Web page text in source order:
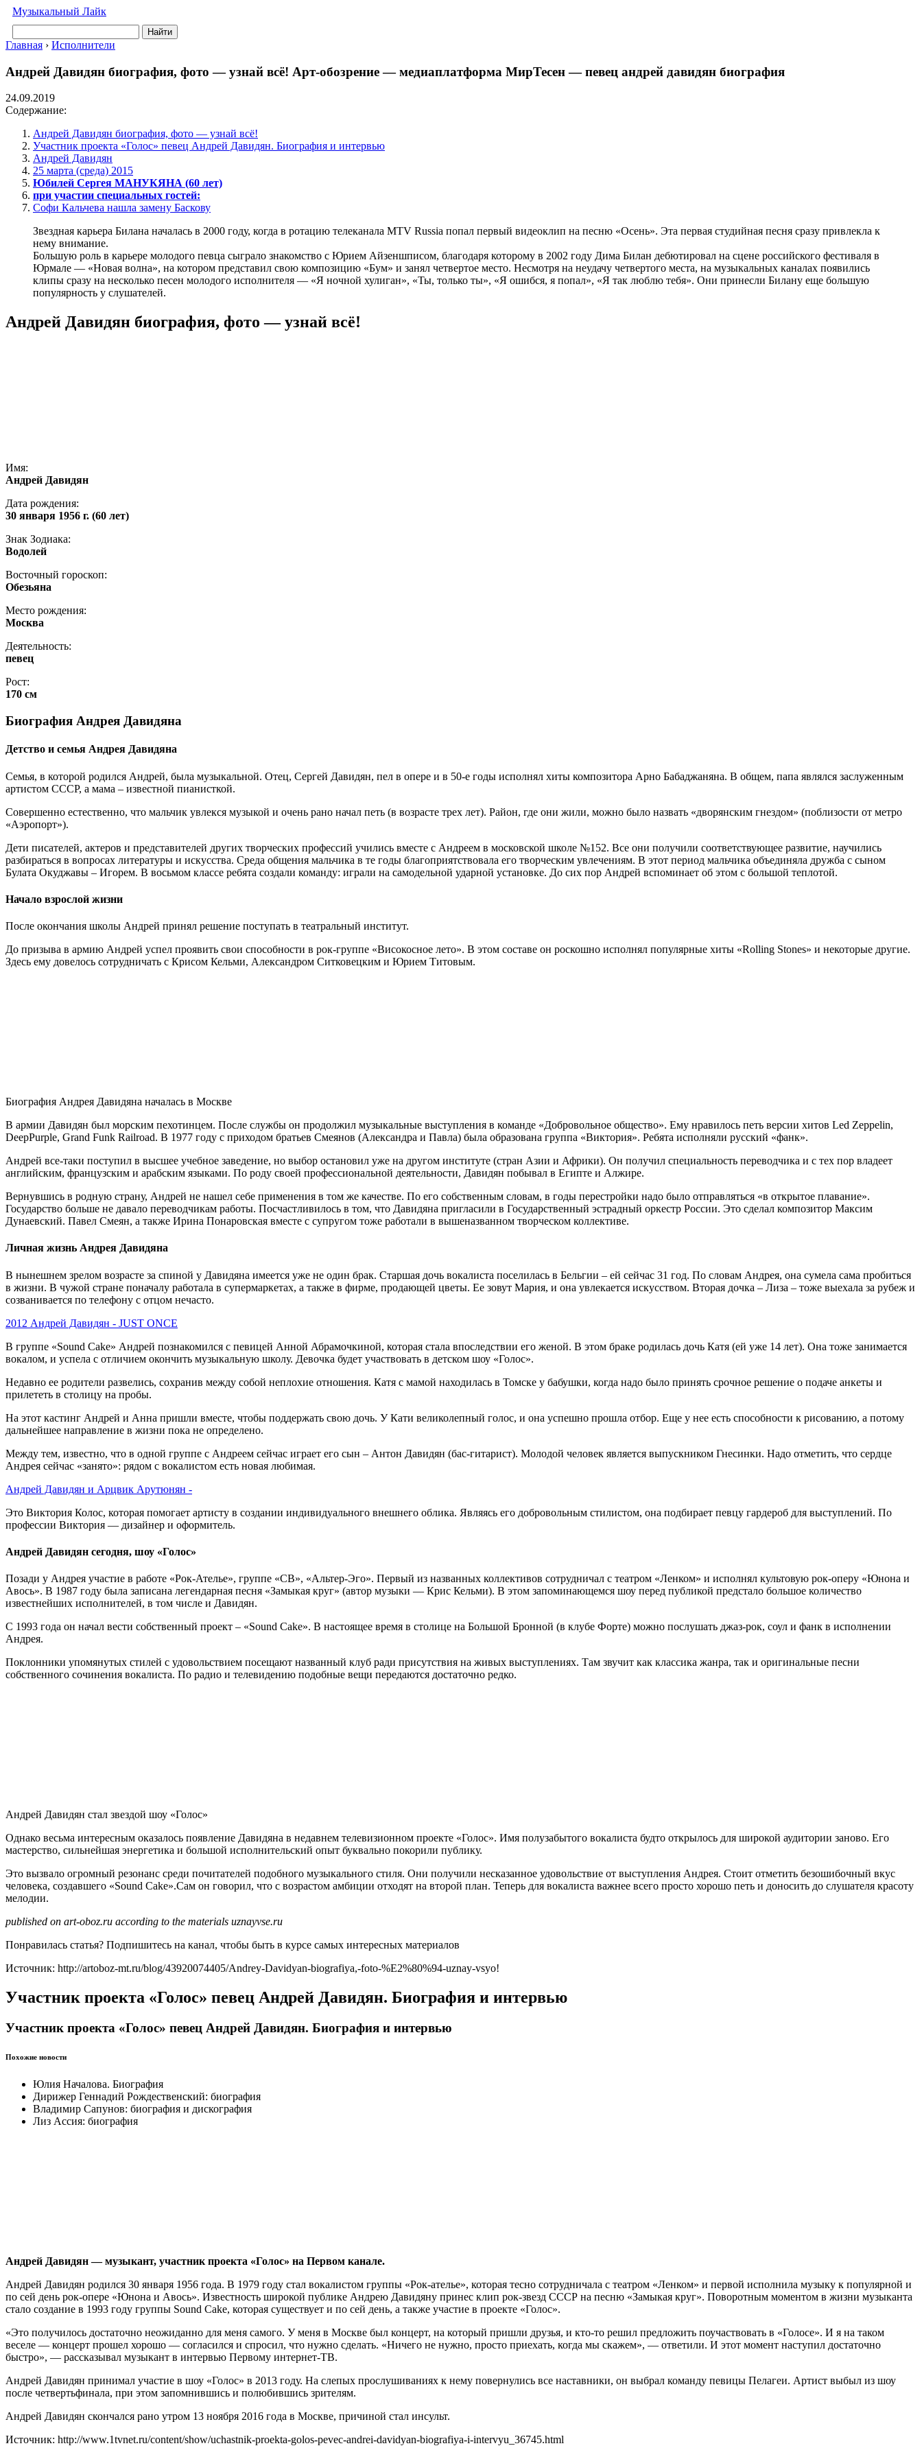
Музыкальный Лайк
Найти
Главная › Исполнители
Андрей Давидян биография, фото — узнай всё! Арт-обозрение — медиаплатформа МирТесен — певец андрей давидян биография
24.09.2019
Содержание:
Андрей Давидян биография, фото — узнай всё!
Участник проекта «Голос» певец Андрей Давидян. Биография и интервью
Андрей Давидян
25 марта (среда) 2015
Юбилей Сергея МАНУКЯНА (60 лет)
при участии специальных гостей:
Софи Кальчева нашла замену Баскову
Звездная карьера Билана началась в 2000 году, когда в ротацию телеканала MTV Russia попал первый видеоклип на песню «Осень». Эта первая студийная песня сразу привлекла к
нему внимание.
Большую роль в карьере молодого певца сыграло знакомство с Юрием Айзеншписом, благодаря которому в 2002 году Дима Билан дебютировал на сцене российского фестиваля в
Юрмале — «Новая волна», на котором представил свою композицию «Бум» и занял четвертое место. Несмотря на неудачу четвертого места, на музыкальных каналах появились
клипы сразу на несколько песен молодого исполнителя — «Я ночной хулиган», «Ты, только ты», «Я ошибся, я попал», «Я так люблю тебя». Они принесли Билану еще большую
популярность у слушателей.
Андрей Давидян биография, фото — узнай всё!
Имя:
Андрей Давидян
Дата рождения:
30 января 1956 г. (60 лет)
Знак Зодиака:
Водолей
Восточный гороскоп:
Обезьяна
Место рождения:
Москва
Деятельность:
певец
Рост:
170 см
Биография Андрея Давидяна
Детство и семья Андрея Давидяна
Семья, в которой родился Андрей, была музыкальной. Отец, Сергей Давидян, пел в опере и в 50-е годы исполнял хиты композитора Арно Бабаджаняна. В общем, папа являлся заслуженным
артистом СССР, а мама – известной пианисткой.
Совершенно естественно, что мальчик увлекся музыкой и очень рано начал петь (в возрасте трех лет). Район, где они жили, можно было назвать «дворянским гнездом» (поблизости от метро
«Аэропорт»).
Дети писателей, актеров и представителей других творческих профессий учились вместе с Андреем в московской школе №152. Все они получили соответствующее развитие, научились
разбираться в вопросах литературы и искусства. Среда общения мальчика в те годы благоприятствовала его творческим увлечениям. В этот период мальчика объединяла дружба с сыном
Булата Окуджавы – Игорем. В восьмом классе ребята создали команду: играли на самодельной ударной установке. До сих пор Андрей вспоминает об этом с большой теплотой.
Начало взрослой жизни
После окончания школы Андрей принял решение поступать в театральный институт.
До призыва в армию Андрей успел проявить свои способности в рок-группе «Високосное лето». В этом составе он роскошно исполнял популярные хиты «Rolling Stones» и некоторые другие.
Здесь ему довелось сотрудничать с Крисом Кельми, Александром Ситковецким и Юрием Титовым.
Биография Андрея Давидяна началась в Москве
В армии Давидян был морским пехотинцем. После службы он продолжил музыкальные выступления в команде «Добровольное общество». Ему нравилось петь версии хитов Led Zeppelin,
DeepPurple, Grand Funk Railroad. В 1977 году с приходом братьев Смеянов (Александра и Павла) была образована группа «Виктория». Ребята исполняли русский «фанк».
Андрей все-таки поступил в высшее учебное заведение, но выбор остановил уже на другом институте (стран Азии и Африки). Он получил специальность переводчика и с тех пор владеет
английским, французским и арабским языками. По роду своей профессиональной деятельности, Давидян побывал в Египте и Алжире.
Вернувшись в родную страну, Андрей не нашел себе применения в том же качестве. По его собственным словам, в годы перестройки надо было отправляться «в открытое плавание».
Государство больше не давало переводчикам работы. Посчастливилось в том, что Давидяна пригласили в Государственный эстрадный оркестр России. Это сделал композитор Максим
Дунаевский. Павел Смеян, а также Ирина Понаровская вместе с супругом тоже работали в вышеназванном творческом коллективе.
Личная жизнь Андрея Давидяна
В нынешнем зрелом возрасте за спиной у Давидяна имеется уже не один брак. Старшая дочь вокалиста поселилась в Бельгии – ей сейчас 31 год. По словам Андрея, она сумела сама пробиться
в жизни. В чужой стране поначалу работала в супермаркетах, а также в фирме, продающей цветы. Ее зовут Мария, и она увлекается искусством. Вторая дочка – Лиза – тоже выехала за рубеж и
созванивается по телефону с отцом нечасто.
2012 Андрей Давидян - JUST ONCE
В группе «Sound Cake» Андрей познакомился с певицей Анной Абрамочкиной, которая стала впоследствии его женой. В этом браке родилась дочь Катя (ей уже 14 лет). Она тоже занимается
вокалом, и успела с отличием окончить музыкальную школу. Девочка будет участвовать в детском шоу «Голос».
Недавно ее родители развелись, сохранив между собой неплохие отношения. Катя с мамой находилась в Томске у бабушки, когда надо было принять срочное решение о подаче анкеты и
прилететь в столицу на пробы.
На этот кастинг Андрей и Анна пришли вместе, чтобы поддержать свою дочь. У Кати великолепный голос, и она успешно прошла отбор. Еще у нее есть способности к рисованию, а потому
дальнейшее направление в жизни пока не определено.
Между тем, известно, что в одной группе с Андреем сейчас играет его сын – Антон Давидян (бас-гитарист). Молодой человек является выпускником Гнесинки. Надо отметить, что сердце
Андрея сейчас «занято»: рядом с вокалистом есть новая любимая.
Андрей Давидян и Арцвик Арутюнян -
Это Виктория Колос, которая помогает артисту в создании индивидуального внешнего облика. Являясь его добровольным стилистом, она подбирает певцу гардероб для выступлений. По
профессии Виктория — дизайнер и оформитель.
Андрей Давидян сегодня, шоу «Голос»
Позади у Андрея участие в работе «Рок-Ателье», группе «СВ», «Альтер-Эго». Первый из названных коллективов сотрудничал с театром «Ленком» и исполнял культовую рок-оперу «Юнона и
Авось». В 1987 году была записана легендарная песня «Замыкая круг» (автор музыки — Крис Кельми). В этом запоминающемся шоу перед публикой предстало большое количество
известнейших исполнителей, в том числе и Давидян.
С 1993 года он начал вести собственный проект – «Sound Cake». В настоящее время в столице на Большой Бронной (в клубе Форте) можно послушать джаз-рок, соул и фанк в исполнении
Андрея.
Поклонники упомянутых стилей с удовольствием посещают названный клуб ради присутствия на живых выступлениях. Там звучит как классика жанра, так и оригинальные песни
собственного сочинения вокалиста. По радио и телевидению подобные вещи передаются достаточно редко.
Андрей Давидян стал звездой шоу «Голос»
Однако весьма интересным оказалось появление Давидяна в недавнем телевизионном проекте «Голос». Имя полузабытого вокалиста будто открылось для широкой аудитории заново. Его
мастерство, сильнейшая энергетика и большой исполнительский опыт буквально покорили публику.
Это вызвало огромный резонанс среди почитателей подобного музыкального стиля. Они получили несказанное удовольствие от выступления Андрея. Стоит отметить безошибочный вкус
человека, создавшего «Sound Cake».Сам он говорил, что с возрастом амбиции отходят на второй план. Теперь для вокалиста важнее всего просто хорошо петь и доносить до слушателя красоту
мелодии.
published on art-oboz.ru according to the materials uznayvse.ru
Понравилась статья? Подпишитесь на канал, чтобы быть в курсе самых интересных материалов
Источник: http://artoboz-mt.ru/blog/43920074405/Andrey-Davidyan-biografiya,-foto-%E2%80%94-uznay-vsyo!
Участник проекта «Голос» певец Андрей Давидян. Биография и интервью
Участник проекта «Голос» певец Андрей Давидян. Биография и интервью
Похожие новости
Юлия Началова. Биография
Дирижер Геннадий Рождественский: биография
Владимир Сапунов: биография и дискография
Лиз Ассия: биография
Андрей Давидян — музыкант, участник проекта «Голос» на Первом канале.
Андрей Давидян родился 30 января 1956 года. В 1979 году стал вокалистом группы «Рок-ателье», которая тесно сотрудничала с театром «Ленком» и первой исполнила музыку к популярной и
по сей день рок-опере «Юнона и Авось». Известность широкой публике Андрею Давидяну принес клип рок-звезд СССР на песню «Замыкая круг». Поворотным моментом в жизни музыканта
стало создание в 1993 году группы Sound Cake, которая существует и по сей день, а также участие в проекте «Голос».
«Это получилось достаточно неожиданно для меня самого. У меня в Москве был концерт, на который пришли друзья, и кто-то решил предложить поучаствовать в «Голосе». И я на таком
веселе — концерт прошел хорошо — согласился и спросил, что нужно сделать. «Ничего не нужно, просто приехать, когда мы скажем», — ответили. И этот момент наступил достаточно
быстро», — рассказывал музыкант в интервью Первому интернет-ТВ.
Андрей Давидян принимал участие в шоу «Голос» в 2013 году. На слепых прослушиваниях к нему повернулись все наставники, он выбрал команду певицы Пелагеи. Артист выбыл из шоу
после четвертьфинала, при этом запомнившись и полюбившись зрителям.
Андрей Давидян скончался рано утром 13 ноября 2016 года в Москве, причиной стал инсульт.
Источник: http://www.1tvnet.ru/content/show/uchastnik-proekta-golos-pevec-andrei-davidyan-biografiya-i-intervyu_36745.html